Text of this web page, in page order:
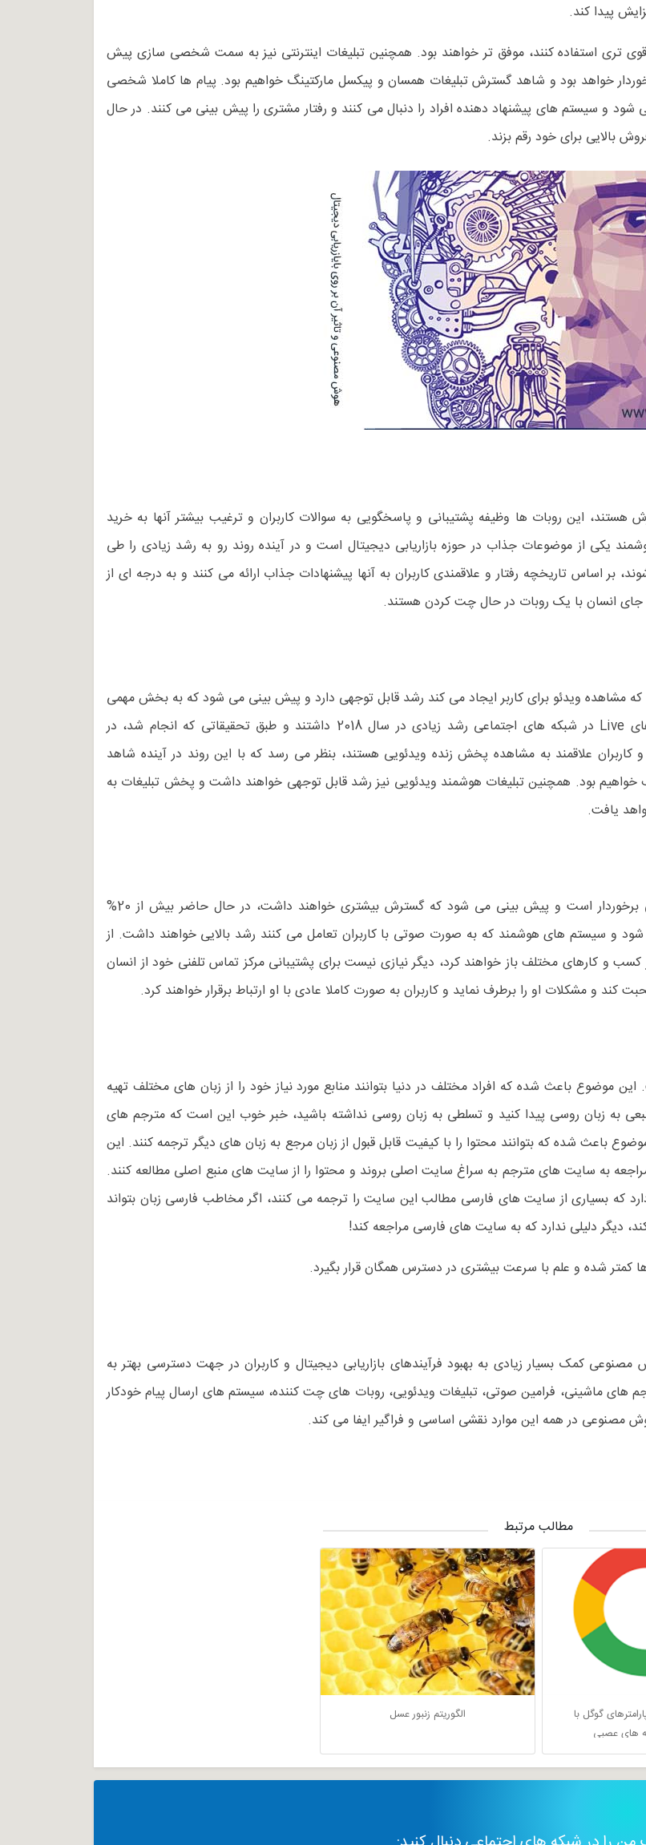
پیدا کند.
قوی تری استفاده کنند، موفق تر خواهند بود. همچنین تبلیغات اینترنتی نیز به سمت شخصی سازی پیش
خواهد بود و شاهد گسترش تبلیغات همسان و پیکسل مارکتینگ خواهیم بود. پیام ها کاملا شخصی
و سیستم های پیشنهاد دهنده افراد را دنبال می کنند و رفتار مشتری را پیش بینی می کنند. در حال
بالایی برای خود رقم بزند.
این روبات ها وظیفه پشتیبانی و پاسخگویی به سوالات کاربران و ترغیب بیشتر آنها به خرید
یکی از موضوعات جذاب در حوزه بازاریابی دیجیتال است و در آینده روند رو به رشد زیادی را طی
بر اساس تاریخچه رفتار و علاقمندی کاربران به آنها پیشنهادات جذاب ارائه می کنند و به درجه ای از
جای انسان با یک روبات در حال چت کردن هستند.
که مشاهده ویدئو برای کاربر ایجاد می کند رشد قابل توجهی دارد و پیش بینی می شود که به بخش مهمی
از دیجیتال مارکتینگ تبدیل شود. ویدئوهای زنده و سیستم های Live در شبکه های اجتماعی رشد زیادی در سال 2018 داشتند و طبق تحقیقاتی که انجام شد، در
علاقمند به مشاهده پخش زنده ویدئویی هستند، بنظر می رسد که با این روند در آینده شاهد
بود. همچنین تبلیغات هوشمند ویدئویی نیز رشد قابل توجهی خواهند داشت و پخش تبلیغات به
یافت.
ارتباطات صوتی و دریافت فرامین صوتی نیز از جذابیت بالایی برخوردار است و پیش بینی می شود که گسترش بیشتری خواهند داشت، در حال حاضر بیش از 20%
و سیستم های هوشمند که به صورت صوتی با کاربران تعامل می کنند رشد بالایی خواهند داشت. از
و کارهای مختلف باز خواهند کرد، دیگر نیازی نیست برای پشتیبانی مرکز تماس تلفنی خود از انسان
و مشکلات او را برطرف نماید و کاربران به صورت کاملا عادی با او ارتباط برقرار خواهند کرد.
موضوع باعث شده که افراد مختلف در دنیا بتوانند منابع مورد نیاز خود را از زبان های مختلف تهیه
به زبان روسی پیدا کنید و تسلطی به زبان روسی نداشته باشید، خبر خوب این است که مترجم های
باعث شده که بتوانند محتوا را با کیفیت قابل قبول از زبان مرجع به زبان های دیگر ترجمه کنند. این
به سایت های مترجم به سراغ سایت اصلی بروند و محتوا را از سایت های منبع اصلی مطالعه کنند.
که بسیاری از سایت های فارسی مطالب این سایت را ترجمه می کنند، اگر مخاطب فارسی زبان بتواند
دیگر دلیلی ندارد که به سایت های فارسی مراجعه کند!
شده و علم با سرعت بیشتری در دسترس همگان قرار بگیرد.
و هوش مصنوعی کمک بسیار زیادی به بهبود فرآیندهای بازاریابی دیجیتال و کاربران در جهت دسترسی بهتر به
های ماشینی، فرامین صوتی، تبلیغات ویدئویی، روبات های چت کننده، سیستم های ارسال پیام خودکار
در همه این موارد نقشی اساسی و فراگیر ایفا می کند.
مطالب مرتبط
گوگل با
های عصبی
الگوریتم زنبور عسل